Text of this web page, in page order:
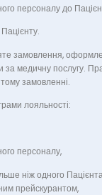
персоналу до
замовлення,
за медичну послугу.
замовленні.
лояльності:
персоналу,
ніж одного
прейскурантом,